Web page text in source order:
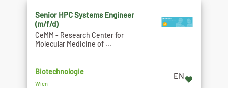
Senior HPC Systems Engineer
(m/f/d)
CeMM - Research Center for
Molecular Medicine of ...
Biotechnologie
Wien
EN